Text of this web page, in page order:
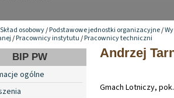
Skład osobowy/Podstawowe jednostki organizacyjne/
/Pracownicy instytutu/Pracownicy techniczni
BIP PW
ogólne
Andrzej
Gmach Lotniczy,